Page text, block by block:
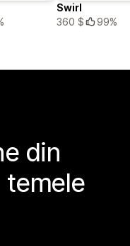
Swirl
360 $
99%
din
temele